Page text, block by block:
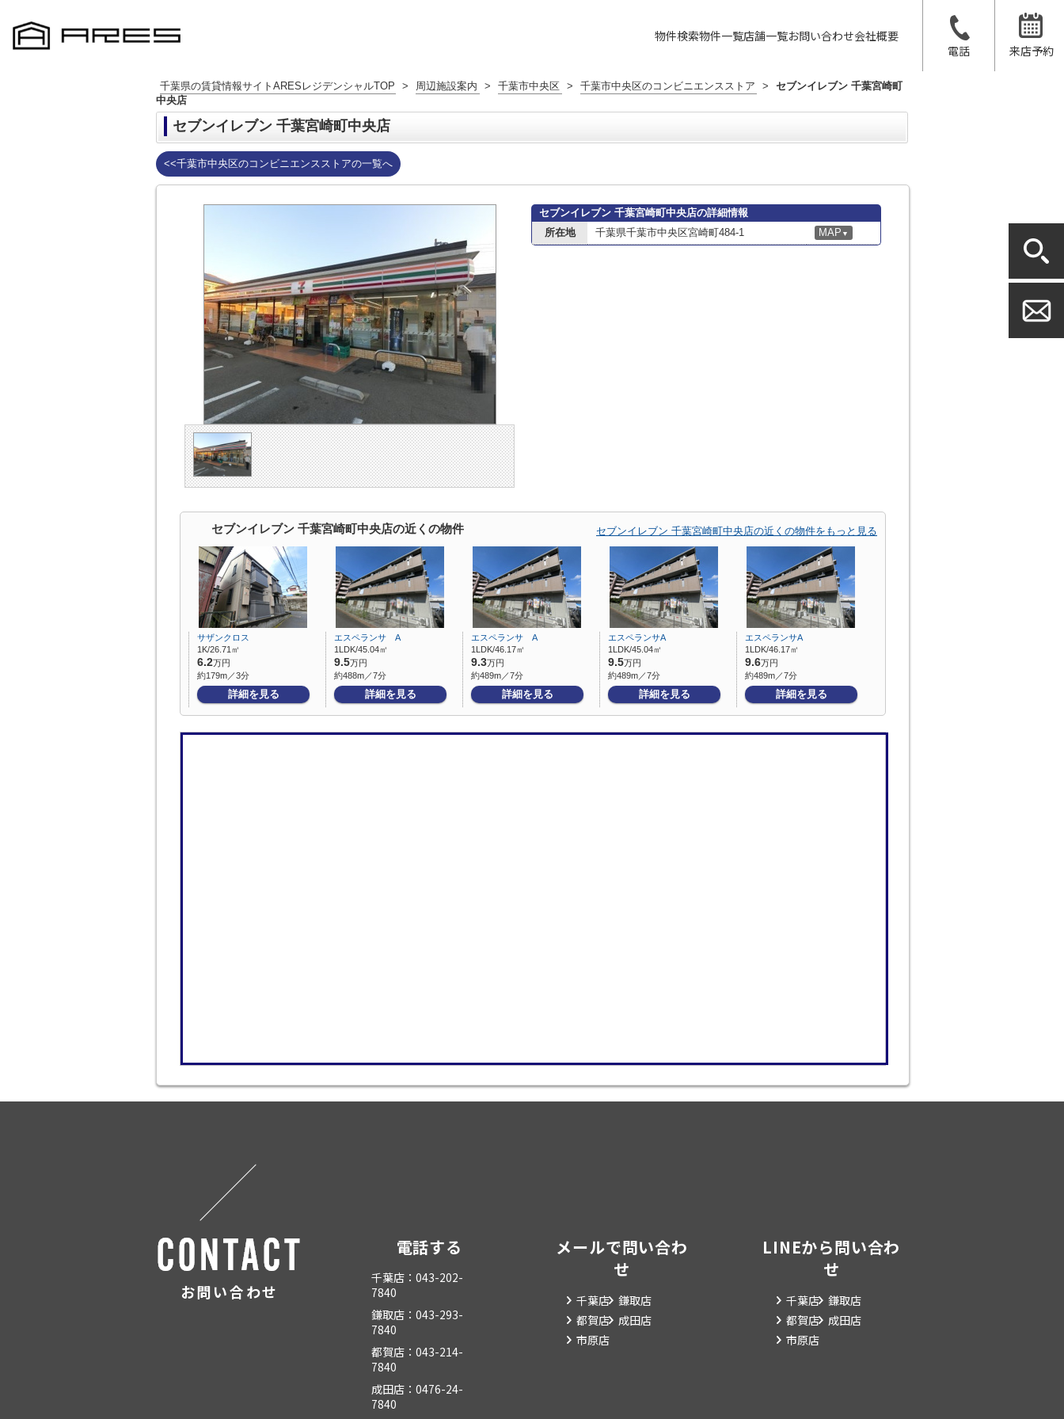
物件検索物件一覧店舗一覧お問い合わせ会社概要
電話
来店予約
千葉県の賃貸情報サイトARESレジデンシャルTOP > 周辺施設案内 > 千葉市中央区 > 千葉市中央区のコンビニエンスストア >
セブンイレブン 千葉宮崎町
中央店
セブンイレブン 千葉宮崎町中央店
<<千葉市中央区のコンビニエンスストアの一覧へ
セブンイレブン 千葉宮崎町中央店の詳細情報
所在地
千葉県千葉市中央区宮崎町484-1 MAP ▼
セブンイレブン 千葉宮崎町中央店の近くの物件 セブンイレブン 千葉宮崎町中央店の近くの物件をもっと見る
サザンクロス
1K/26.71㎡
6.2万円
約179m／3分
詳細を見る
エスペランサ A
1LDK/45.04㎡
9.5万円
約488m／7分
詳細を見る
エスペランサ A
1LDK/46.17㎡
9.3万円
約489m／7分
詳細を見る
エスペランサA
1LDK/45.04㎡
9.5万円
約489m／7分
詳細を見る
エスペランサA
1LDK/46.17㎡
9.6万円
約489m／7分
詳細を見る
お問い合わせ
電話する
千葉店：043-202-
7840
鎌取店：043-293-
7840
都賀店：043-214-
7840
成田店：0476-24-
7840
メールで問い合わ
せ
千葉店 鎌取店
都賀店 成田店
市原店
LINEから問い合わ
せ
千葉店 鎌取店
都賀店
成田店
市原店